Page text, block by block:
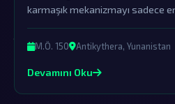
karmaşık mekanizmayı sadece
olarak tanımlasa da, gerçek çok
etkilerle doludur.
M.Ö. 150 Antikythera, Yunanistan
Devamını Oku